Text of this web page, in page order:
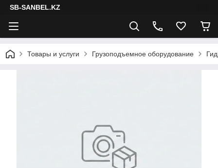
SB-SANBEL.KZ
Товары и услуги Грузоподъемное оборудование